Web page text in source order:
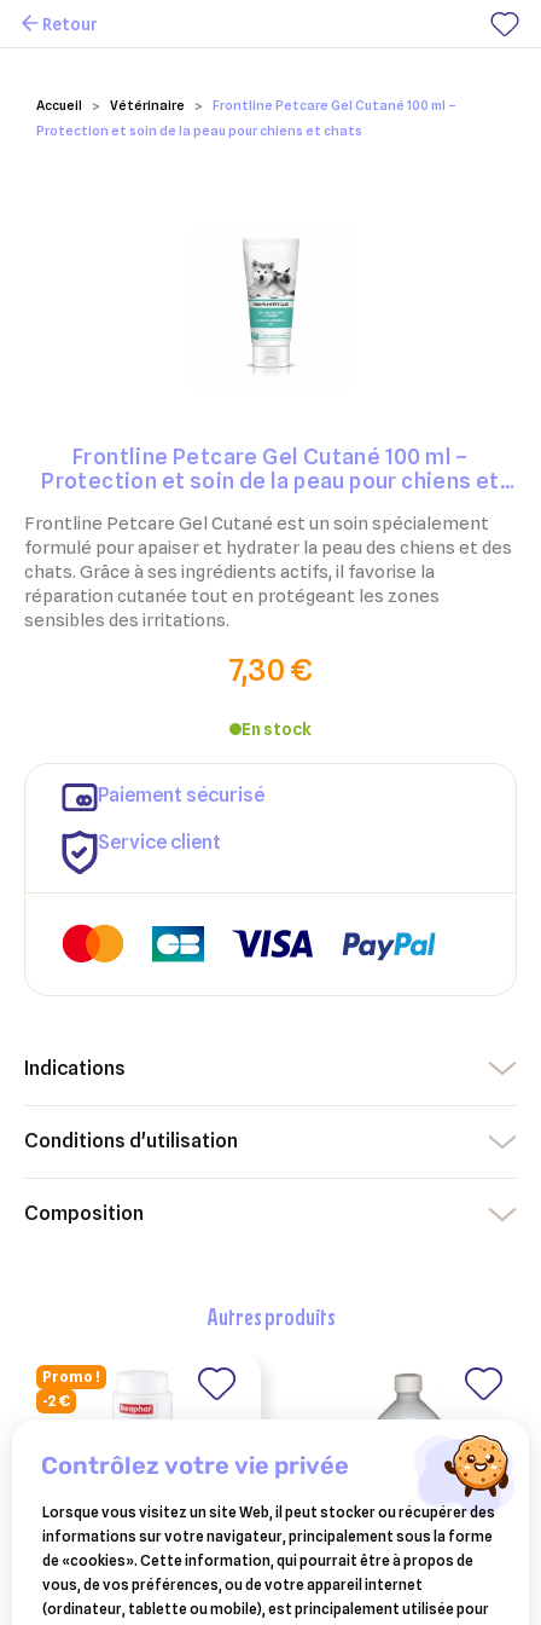
Mes favoris
Accueil Vétérinaire
Frontline Petcare Gel Cutané 100 ml –
Protection et soin de la peau pour chiens et chats
Retour
Frontline Petcare Gel Cutané 100 ml –
Protection et soin de la peau pour chiens et
Frontline Petcare Gel Cutané est un soin spécialement
formulé pour apaiser et hydrater la peau des chiens et des
chats. Grâce à ses ingrédients actifs, il favorise la
réparation cutanée tout en protégeant les zones
sensibles des irritations.
7,30 €
En stock
Paiement sécurisé
Service client
Indications
Conditions d'utilisation
Composition
autres produits
Promo !
-2 €
BEAPHAR
beaphar poudre
saniterpen aérosol
insecticide spécial
Ajouter à ma liste d'envies
Créer une nouvelle liste
Créer une liste d'envies
Connexion
Vous devez être connecté pour ajouter des produits à votre
contrôlez votre vie privée
Lorsque vous visitez un site Web, il peut stocker ou récupérer des
informations sur votre navigateur, principalement sous la forme
de «cookies». Cette information, qui pourrait être à propos de
vous, de vos préférences, ou de votre appareil internet
(ordinateur, tablette ou mobile), est principalement utilisée pour